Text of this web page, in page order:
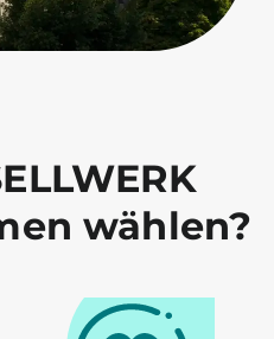
wählen?